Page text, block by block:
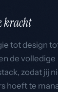
kracht
tot design
de volledige
zodat jij
hoeft te